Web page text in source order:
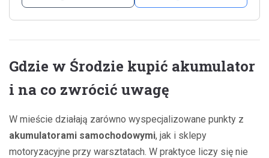
Gdzie w Środzie kupić akumulator
i na co zwrócić uwagę
W mieście działają zarówno wyspecjalizowane punkty z
akumulatorami samochodowymi, jak i sklepy
motoryzacyjne przy warsztatach. W praktyce liczy się nie